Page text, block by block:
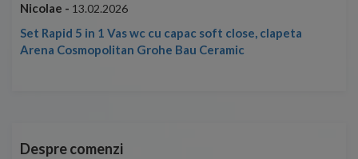
Nicolae - 13.02.2026
Set Rapid 5 in 1 Vas wc cu capac soft close, clapeta
Arena Cosmopolitan Grohe Bau Ceramic
Despre comenzi